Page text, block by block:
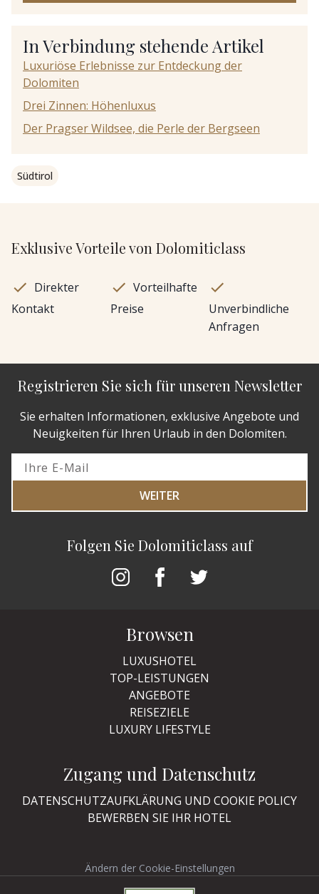
In Verbindung stehende Artikel
Luxuriöse Erlebnisse zur Entdeckung der
Dolomiten
Drei Zinnen: Höhenluxus
Der Pragser Wildsee, die Perle der Bergseen
Südtirol
Exklusive Vorteile von Dolomiticlass
Direkter
Kontakt
Vorteilhafte
Preise
Unverbindliche
Anfragen
Folgen Sie Dolomiticlass auf
Registrieren Sie sich für unseren Newsletter
Sie erhalten Informationen, exklusive Angebote und
Neuigkeiten für Ihren Urlaub in den Dolomiten.
WEITER
Browsen
LUXUSHOTEL
TOP-LEISTUNGEN
ANGEBOTE
REISEZIELE
LUXURY LIFESTYLE
Zugang und Datenschutz
DATENSCHUTZAUFKLÄRUNG UND COOKIE POLICY
BEWERBEN SIE IHR HOTEL
Ändern der Cookie-Einstellungen